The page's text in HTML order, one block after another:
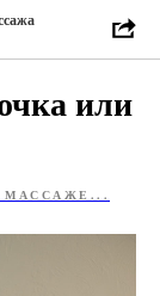
или
МАССАЖЕ...